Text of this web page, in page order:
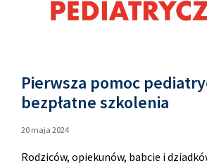
Pierwsza pomoc
bezpłatne szkolenia
20 maja 2024
Rodziców, opiekunów, babcie i